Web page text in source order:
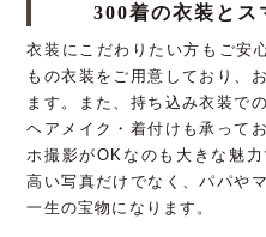
300着の衣装と
衣装にこだわりたい方もご安
もの衣装をご用意しており、
ます。また、持ち込み衣装で
ヘアメイク・着付けも承って
ホ撮影がOKなのも大きな魅
高い写真だけでなく、パパや
一生の宝物になります。